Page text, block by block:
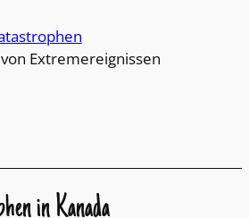
Extremereignissen
in Kanada